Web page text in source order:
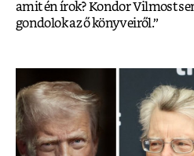
amit én írok? Kondor Vilmost
gondolok az ő könyveiről.”